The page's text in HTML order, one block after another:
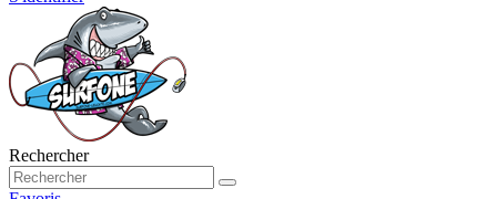
Rechercher